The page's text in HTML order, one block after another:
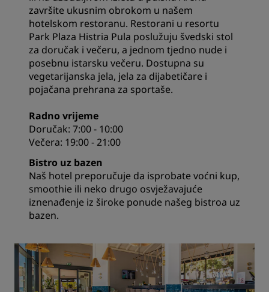
završite ukusnim obrokom u našem
hotelskom restoranu. Restorani u resortu
Park Plaza Histria Pula poslužuju švedski stol
za doručak i večeru, a jednom tjedno nude i
posebnu istarsku večeru. Dostupna su
vegetarijanska jela, jela za dijabetičare i
pojačana prehrana za sportaše.
Radno vrijeme
Doručak: 7:00 - 10:00
Večera: 19:00 - 21:00
Bistro uz bazen
Naš hotel preporučuje da isprobate voćni kup,
smoothie ili neko drugo osvježavajuće
iznenađenje iz široke ponude našeg bistroa uz
bazen.